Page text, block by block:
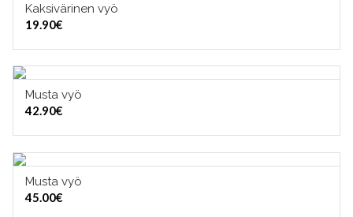
Kaksivärinen vyö
19.90€
Musta vyö
42.90€
Musta vyö
45.00€